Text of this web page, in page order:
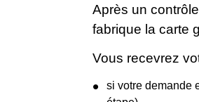
Après un
fabrique la carte
Vous recevrez
si votre demande